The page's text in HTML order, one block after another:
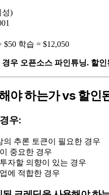
성)
$50 학습 = $12,050
우 오픈소스 파인튜닝. 할인
야 하는가 vs 할인
우:
의 추론 토큰이 필요한 경우
중요한 경우
자할 의향이 있는 경우
에 적합한 경우